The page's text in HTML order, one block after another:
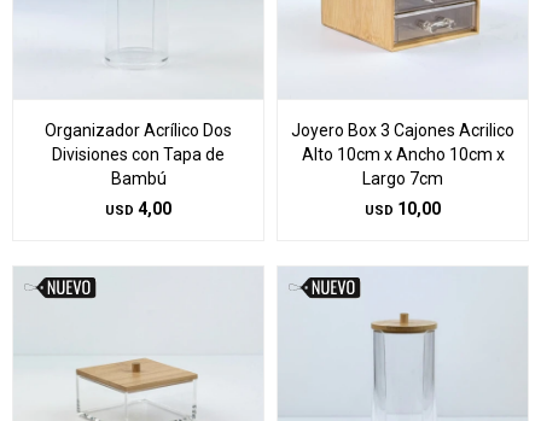
Organizador Acrílico Dos
Divisiones con Tapa de
Bambú
USD 4,00
Joyero Box 3 Cajones Acrilico
Alto 10cm x Ancho 10cm x
Largo 7cm
USD 10,00